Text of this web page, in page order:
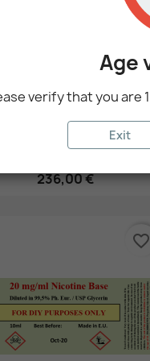
Hurtigsyning
236,00 €
favorite_border
Age
verify that you are
Exit